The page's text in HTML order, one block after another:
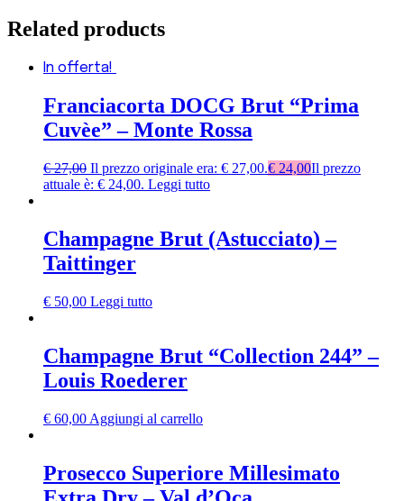
Related products
In offerta!
Franciacorta DOCG Brut “Prima
Cuvèe” – Monte Rossa
€27,00 Il prezzo originale era: € 27,00.€ 24,00Il prezzo
attuale è: € 24,00. Leggi tutto
Champagne Brut (Astucciato) –
Taittinger
€ 50,00 Leggi tutto
Champagne Brut “Collection 244” –
Louis Roederer
€ 60,00 Aggiungi al carrello
Prosecco Superiore Millesimato